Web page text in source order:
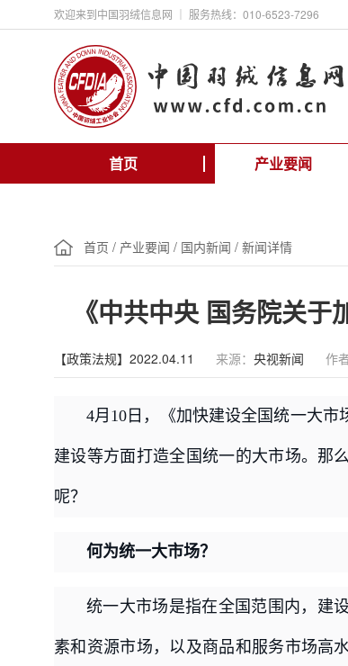
欢迎来到中国羽绒信息网 ｜ 服务热线：010-6523-7296
首页 产业要闻
首页 / 产业要闻 / 国内新闻 / 新闻详情
《中共中央 国务院关
【政策法规】2022.04.11 来源： 央视新闻 作
4月10日，《加快建设全国统一大
建设等方面打造全国统一的大市场。那
呢？
何为统一大市场？
统一大市场是指在全国范围内，建
素和资源市场，以及商品和服务市场高